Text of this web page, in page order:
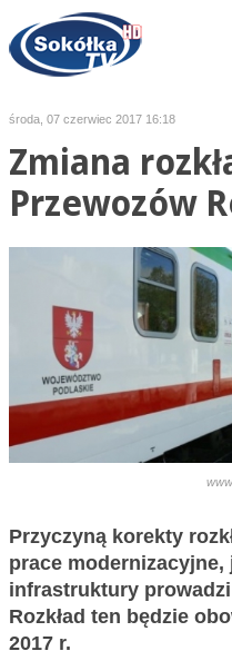
środa, 07 czerwiec 2017 16:18
Zmiana
Przewozów
Przyczyną korekty
prace modernizacyjne,
infrastruktury
Rozkład ten będzie
2017 r.